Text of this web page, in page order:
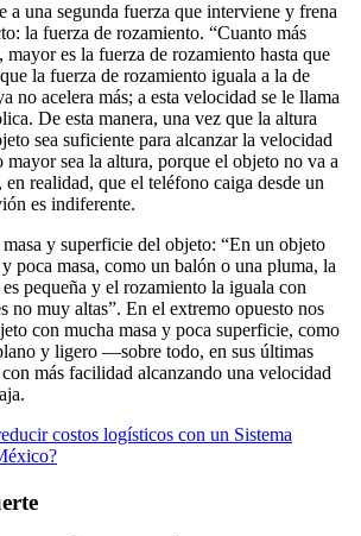
a una segunda fuerza que interviene y frena
la fuerza de rozamiento. “Cuanto más
es la fuerza de rozamiento hasta que
la fuerza de rozamiento iguala a la de
no acelera más; a esta velocidad se le llama
De esta manera, una vez que la altura
sea suficiente para alcanzar la velocidad
sea la altura, porque el objeto no va a
en realidad, que el teléfono caiga desde un
es indiferente.
masa y superficie del objeto: “En un objeto
poca masa, como un balón o una pluma, la
pequeña y el rozamiento la iguala con
no muy altas”. En el extremo opuesto nos
con mucha masa y poca superficie, como
y ligero —sobre todo, en sus últimas
más facilidad alcanzando una velocidad
costos logísticos con un Sistema